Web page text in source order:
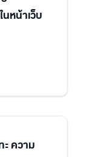
หน้าเว็บ
ะ ความ